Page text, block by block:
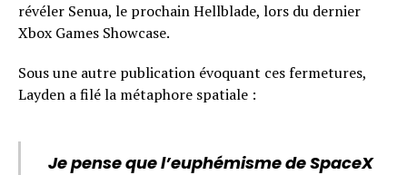
révéler Senua, le prochain Hellblade, lors du dernier
Xbox Games Showcase.
Sous une autre publication évoquant ces fermetures,
Layden a filé la métaphore spatiale :
Je pense que l’euphémisme de SpaceX